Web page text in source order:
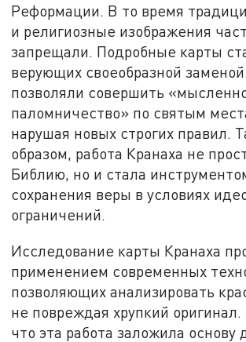
Реформации. В то время
и религиозные изображения
запрещали. Подробные карты
верующих своеобразной
позволяли совершить
паломничество» по святым
нарушая новых строгих правил.
образом, работа Кранаха не
Библию, но и стала
сохранения веры в условиях
ограничений.
Исследование карты Кранаха
применением современных
позволяющих анализировать
не повреждая хрупкий оригинал.
что эта работа заложила основу